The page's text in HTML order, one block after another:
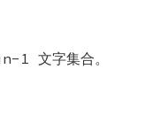
1 文字集合。